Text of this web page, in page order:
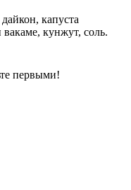
капуста
кунжут, соль.
первыми!